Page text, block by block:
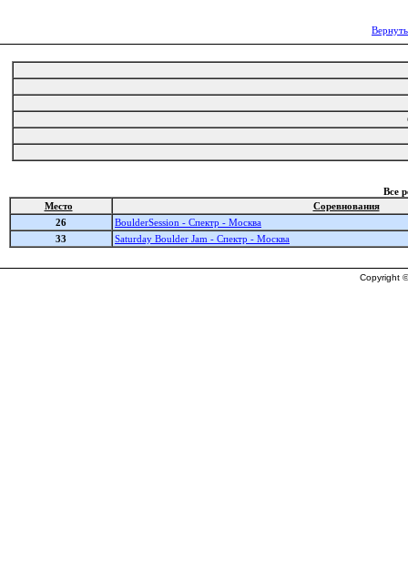
Все
Место
Соревнования
26
BoulderSession - Спектр - Москва
33
Saturday Boulder Jam - Спектр - Москва
Copyright